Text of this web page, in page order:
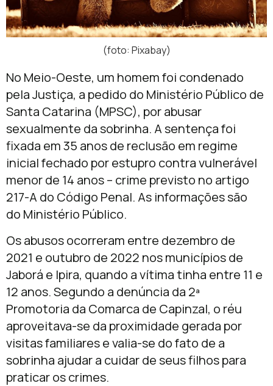
(foto: Pixabay)
No Meio-Oeste, um homem foi condenado
pela Justiça, a pedido do Ministério Público de
Santa Catarina (MPSC), por abusar
sexualmente da sobrinha. A sentença foi
fixada em 35 anos de reclusão em regime
inicial fechado por estupro contra vulnerável
menor de 14 anos – crime previsto no artigo
217-A do Código Penal. As informações são
do Ministério Público.
Os abusos ocorreram entre dezembro de
2021 e outubro de 2022 nos municípios de
Jaborá e Ipira, quando a vítima tinha entre 11 e
12 anos. Segundo a denúncia da 2ª
Promotoria da Comarca de Capinzal, o réu
aproveitava-se da proximidade gerada por
visitas familiares e valia-se do fato de a
sobrinha ajudar a cuidar de seus filhos para
praticar os crimes.